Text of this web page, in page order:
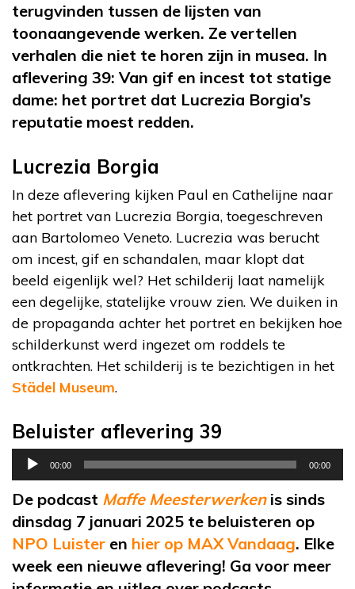
terugvinden tussen de lijsten van
toonaangevende werken. Ze vertellen
verhalen die niet te horen zijn in musea. In
aflevering 39: Van gif en incest tot statige
dame: het portret dat Lucrezia Borgia’s
reputatie moest redden.
Lucrezia Borgia
In deze aflevering kijken Paul en Cathelijne naar
het portret van Lucrezia Borgia, toegeschreven
aan Bartolomeo Veneto. Lucrezia was berucht
om incest, gif en schandalen, maar klopt dat
beeld eigenlijk wel? Het schilderij laat namelijk
een degelijke, statelijke vrouw zien. We duiken in
de propaganda achter het portret en bekijken hoe
schilderkunst werd ingezet om roddels te
ontkrachten. Het schilderij is te bezichtigen in het
Städel Museum.
Beluister aflevering 39
Audiospeler
00:00 00:00
De podcast Maffe Meesterwerkenis sinds
dinsdag 7 januari 2025 te beluisteren op
NPO Luister en hier op MAX Vandaag. Elke
week een nieuwe aflevering! Ga voor meer